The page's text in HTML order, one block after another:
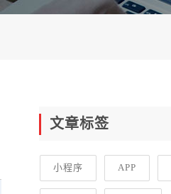
文章标签
小程序 APP